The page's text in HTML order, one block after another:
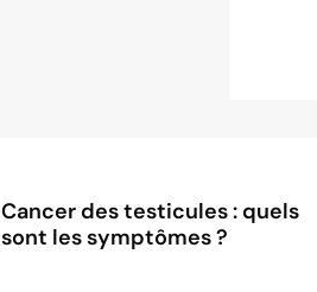
Cancer des testicules : quels
sont les symptômes ?